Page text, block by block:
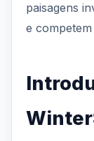
paisagens
e